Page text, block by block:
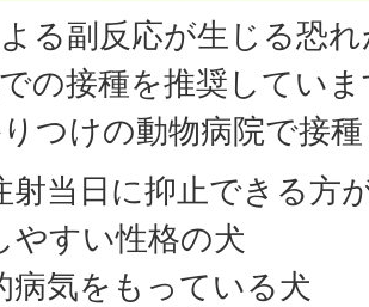
る副反応が生じる恐
の接種を推奨してい
つけの動物病院で接
射当日に抑止できる方
やすい性格の犬
病気をもっている犬